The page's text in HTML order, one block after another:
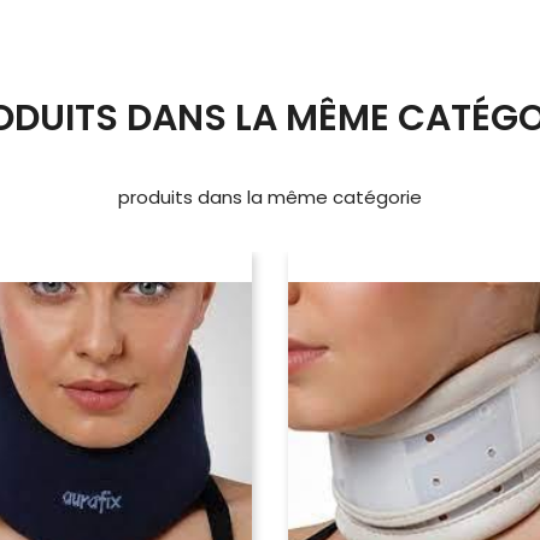
DANS LA MÊME
produits dans la même catégorie